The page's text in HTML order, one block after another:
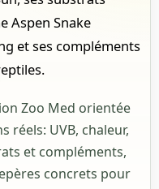
Aspen Snake
et ses compléments
Zoo Med orientée
réels: UVB, chaleur,
et compléments,
concrets pour